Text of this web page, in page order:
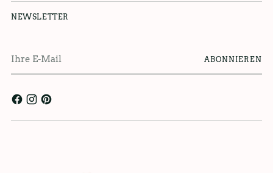
NEWSLETTER
E-
ABONNIEREN